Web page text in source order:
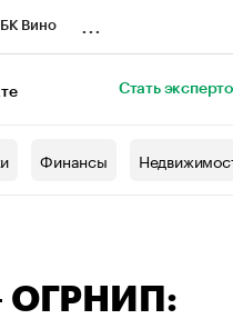
Вино
Стать
Финансы
ОГРНИП: